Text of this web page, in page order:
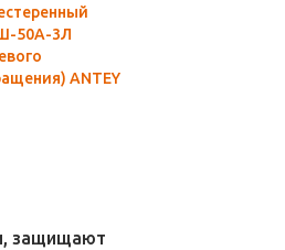
50А-3Л
ANTEY
защищают